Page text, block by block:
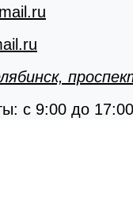
с 9:00 до 17:00